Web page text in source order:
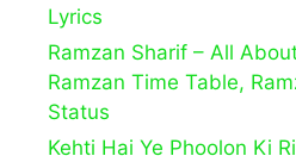
Lyrics
Ramzan Sharif – All
Ramzan Time Table,
Status
Kehti Hai Ye Phoolon Ki